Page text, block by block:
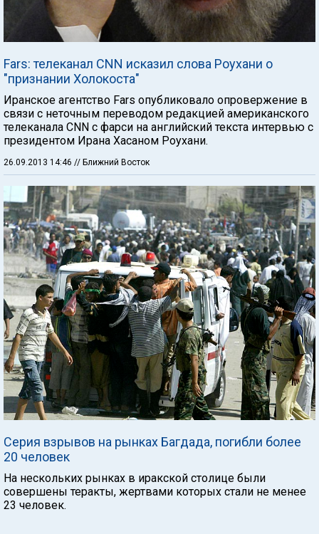
Fars: телеканал CNN исказил слова Роухани о
"признании Холокоста"
Иранское агентство Fars опубликовало опровержение в
связи с неточным переводом редакцией американского
телеканала CNN с фарси на английский текста интервью с
президентом Ирана Хасаном Роухани.
26.09.2013 14:46 // Ближний Восток
Серия взрывов на рынках Багдада, погибли более
20 человек
На нескольких рынках в иракской столице были
совершены теракты, жертвами которых стали не менее
23 человек.